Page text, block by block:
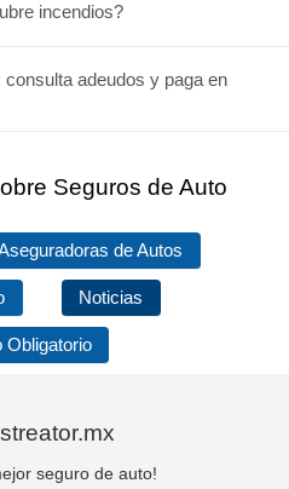
incendios?
adeudos y paga en
Seguros de Auto
de Autos
Noticias
Obligatorio
seguro de auto!